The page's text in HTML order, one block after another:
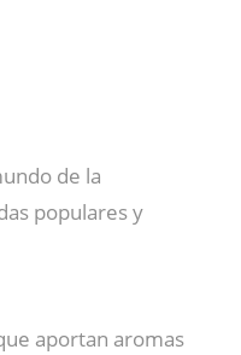
de la
populares y
aportan aromas